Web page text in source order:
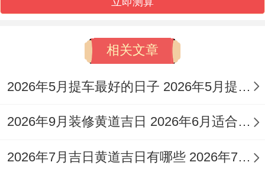
忌：上梁、开光、盖屋、架马、合寿木。
此日虽值星天刑 但事项多宜，订婚可求稳
妥、商议细节尤为顺利？
4.阳历2026年11月6日，星期五
农历九月廿八，冲虎（庚寅）煞南。
相关文章
2026年5月提车最好的日子 2026年5月提车那天日子好
2026年9月装修黄道吉日 2026年6月适合装修的黄道吉日
2026年7月吉日黄道吉日有哪些 2026年7月26日黄道吉日吉时